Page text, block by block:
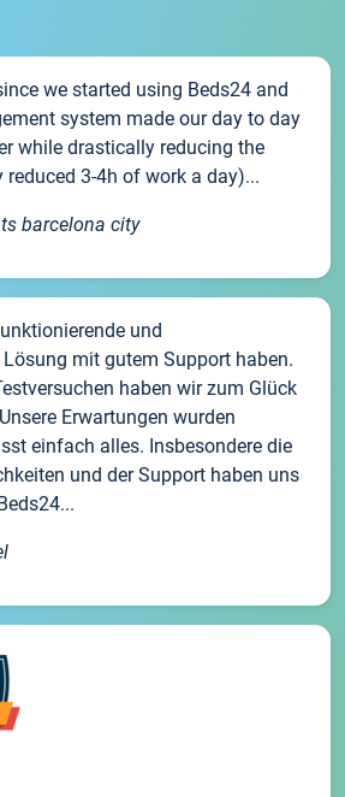
we started using Beds24 and
system made our day to day
while drastically reducing the
3-4h of work a day)...
barcelona city
und
mit gutem Support haben.
haben wir zum Glück
Erwartungen wurden
einfach alles. Insbesondere die
und der Support haben uns